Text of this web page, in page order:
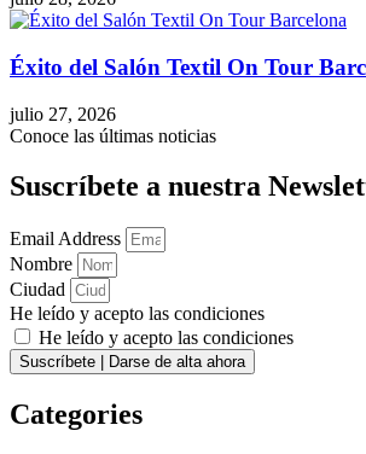
Éxito del Salón Textil On Tour
julio 27, 2026
Conoce las últimas noticias
Suscríbete a nuestra
Email Address
Nombre
Ciudad
He leído y acepto las condiciones
He leído y acepto las condiciones
Suscríbete | Darse de alta ahora
Categories